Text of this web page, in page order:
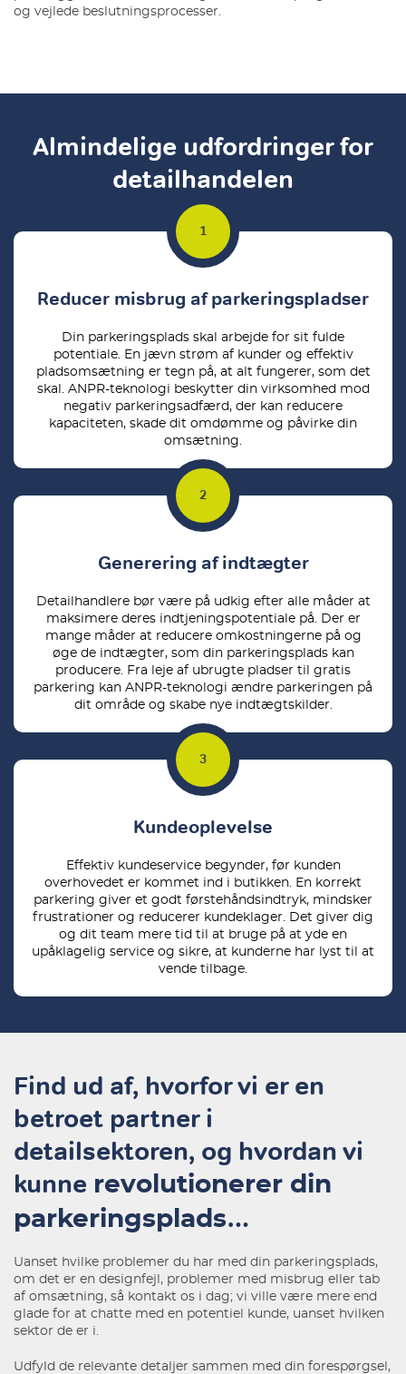
og vejlede beslutningsprocesser.
Almindelige udfordringer for
detailhandelen
Reducer misbrug af parkeringspladser
Din parkeringsplads skal arbejde for sit fulde
potentiale. En jævn strøm af kunder og effektiv
pladsomsætning er tegn på, at alt fungerer, som det
skal. ANPR-teknologi beskytter din virksomhed mod
negativ parkeringsadfærd, der kan reducere
kapaciteten, skade dit omdømme og påvirke din
omsætning.
Generering af indtægter
Detailhandlere bør være på udkig efter alle måder at
maksimere deres indtjeningspotentiale på. Der er
mange måder at reducere omkostningerne på og
øge de indtægter, som din parkeringsplads kan
producere. Fra leje af ubrugte pladser til gratis
parkering kan ANPR-teknologi ændre parkeringen på
dit område og skabe nye indtægtskilder.
Kundeoplevelse
Effektiv kundeservice begynder, før kunden
overhovedet er kommet ind i butikken. En korrekt
parkering giver et godt førstehåndsindtryk, mindsker
frustrationer og reducerer kundeklager. Det giver dig
og dit team mere tid til at bruge på at yde en
upåklagelig service og sikre, at kunderne har lyst til at
vende tilbage.
Find ud af, hvorfor vi er en
betroet partner i
detailsektoren, og hvordan vi
kunne revolutionerer din
parkeringsplads…
Uanset hvilke problemer du har med din parkeringsplads,
om det er en designfejl, problemer med misbrug eller tab
af omsætning, så kontakt os i dag; vi ville være mere end
glade for at chatte med en potentiel kunde, uanset hvilken
sektor de er i.
Udfyld de relevante detaljer sammen med din forespørgsel,